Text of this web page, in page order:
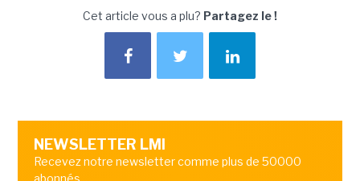
Cet article vous a plu? Partagez le !
NEWSLETTER LMI
Recevez notre newsletter comme plus de 50000